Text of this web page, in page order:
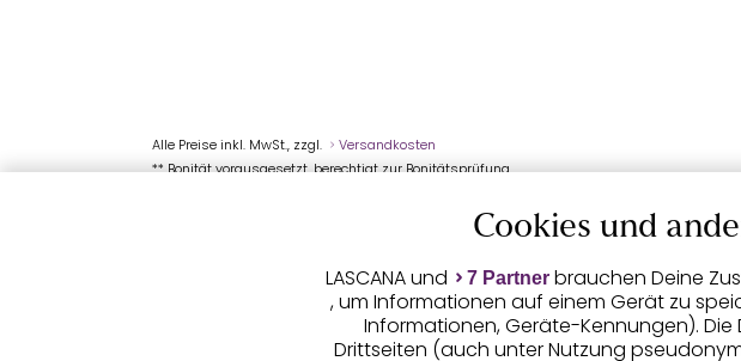
Alle Preise inkl. MwSt., zzgl.
Versandkosten
** Bonität vorausgesetzt, berechtigt zur Bonitätsprüfung
Cookies und
LASCANA und 7 Partner brauchen Deine
, um Informationen auf einem Gerät zu
Informationen, Geräte-Kennungen).
Drittseiten (auch unter Nutzung